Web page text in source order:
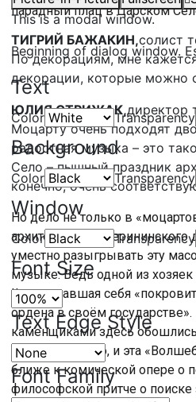
This is a modal window.
Beginning of dialog window.
Text
Color Transparency
Background
Color Transparency
Window
Color Transparency
Font Size
Text Edge Style
Font Family
парадный плац в Царском
ТИГРИЙ БАЖАКИН,солист
По декорациям, мне
декорации, которые можно
ЮЛИЯ СТРИЖАК,директор
Моцарту очень подходят
радостная музыка – это
Село – пышный праздник
конечно, очень
Но дело не только в
архитектуре
уместно разыгрывать эту
музыке. Ведь одной из
II, называвшая себя
ордена в своём
каменщиками здесь обошлись
легкомысленно, и эта
ближе к комической опере о
философской притче о поиске